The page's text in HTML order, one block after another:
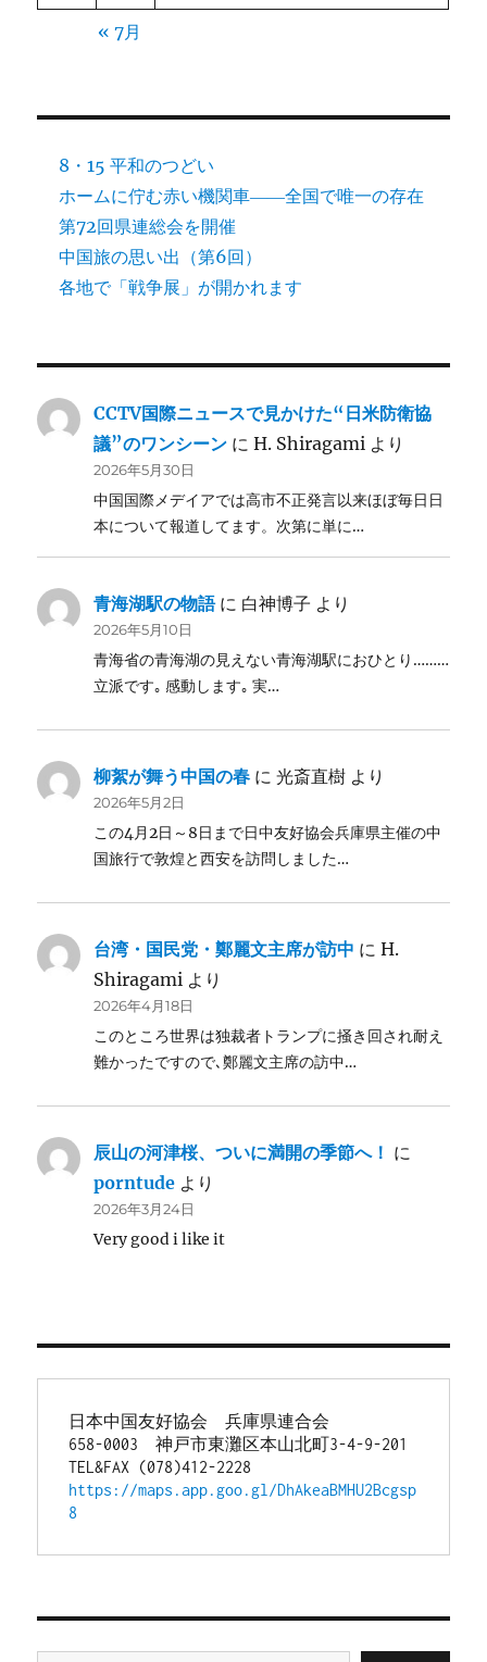
« 7月
8・15 平和のつどい
ホームに佇む赤い機関車――全国で唯一の存在
第72回県連総会を開催
中国旅の思い出（第6回）
各地で「戦争展」が開かれます
CCTV国際ニュースで見かけた“日米防衛協
議”のワンシーン にH. Shiragami より
2026年5月30日
中国国際メデイアでは高市不正発言以来ほぼ毎日日
本について報道してます。次第に単に…
青海湖駅の物語に 白神博子 より
2026年5月10日
青海省の青海湖の見えない青海湖駅におひとり………
立派です｡ 感動します｡ 実…
柳絮が舞う中国の春 に光斎直樹 より
2026年5月2日
この4月2日～8日まで日中友好協会兵庫県主催の中
国旅行で敦煌と西安を訪問しました…
台湾・国民党・鄭麗文主席が訪中 にH.
Shiragami より
2026年4月18日
このところ世界は独裁者トランプに掻き回され耐え
難かったですので､鄭麗文主席の訪中…
辰山の河津桜、ついに満開の季節へ！ に
porntude より
2026年3月24日
Very good i like it
日本中国友好協会　兵庫県連合会
658-0003　神戸市東灘区本山北町3-4-9-201
TEL&FAX (078)412-2228
https://maps.app.goo.gl/DhAkeaBMHU2Bcgsp
8
メールアドレスを入力...